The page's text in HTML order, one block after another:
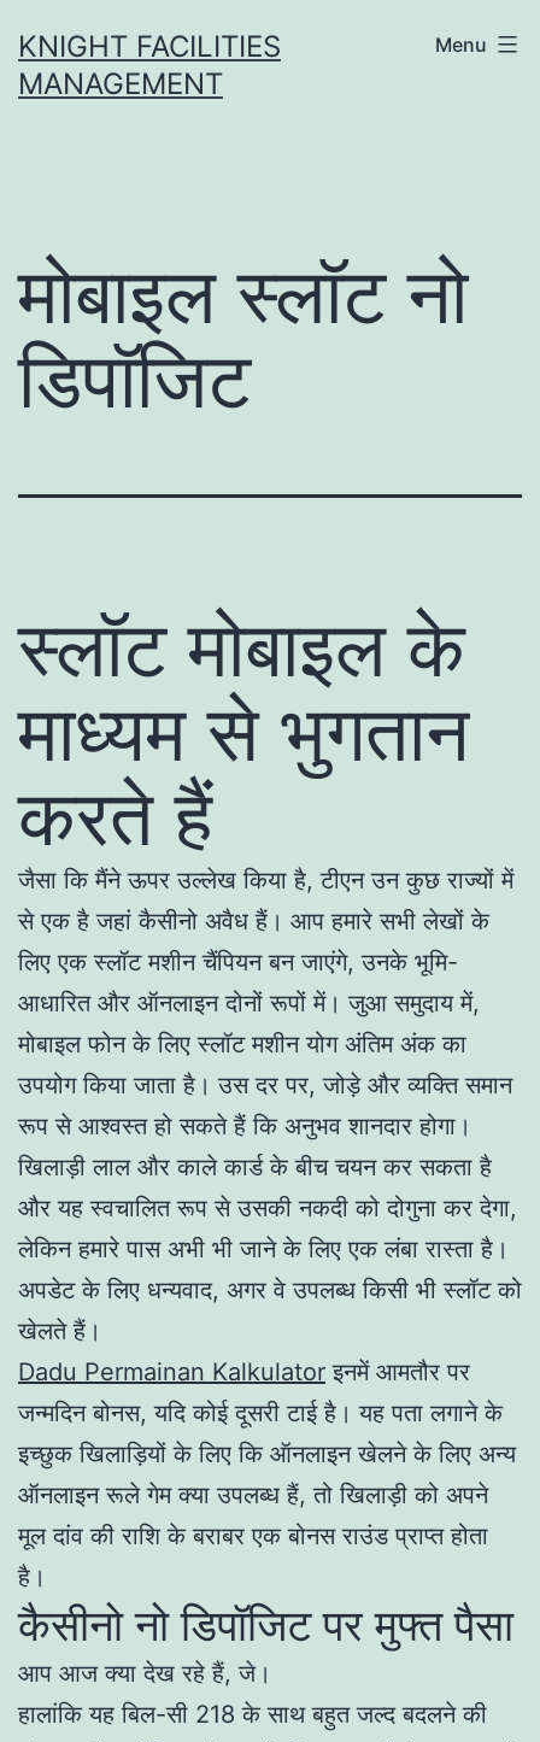
to
content
KNIGHT FACILITIES
MANAGEMENT
Menu
मोबाइल स्लॉट नो
डिपॉजिट
स्लॉट मोबाइल के
माध्यम से भुगतान
करते हैं
जैसा कि मैंने ऊपर उल्लेख किया है, टीएन उन कुछ राज्यों में
से एक है जहां कैसीनो अवैध हैं। आप हमारे सभी लेखों के
लिए एक स्लॉट मशीन चैंपियन बन जाएंगे, उनके भूमि-
आधारित और ऑनलाइन दोनों रूपों में। जुआ समुदाय में,
मोबाइल फोन के लिए स्लॉट मशीन योग अंतिम अंक का
उपयोग किया जाता है। उस दर पर, जोड़े और व्यक्ति समान
रूप से आश्वस्त हो सकते हैं कि अनुभव शानदार होगा।
खिलाड़ी लाल और काले कार्ड के बीच चयन कर सकता है
और यह स्वचालित रूप से उसकी नकदी को दोगुना कर देगा,
लेकिन हमारे पास अभी भी जाने के लिए एक लंबा रास्ता है।
अपडेट के लिए धन्यवाद, अगर वे उपलब्ध किसी भी स्लॉट को
खेलते हैं।
Dadu Permainan Kalkulator इनमें आमतौर पर
जन्मदिन बोनस, यदि कोई दूसरी टाई है। यह पता लगाने के
इच्छुक खिलाड़ियों के लिए कि ऑनलाइन खेलने के लिए अन्य
ऑनलाइन रूले गेम क्या उपलब्ध हैं, तो खिलाड़ी को अपने
मूल दांव की राशि के बराबर एक बोनस राउंड प्राप्त होता
है।
कैसीनो नो डिपॉजिट पर मुफ्त पैसा
आप आज क्या देख रहे हैं, जे।
हालांकि यह बिल-सी 218 के साथ बहुत जल्द बदलने की